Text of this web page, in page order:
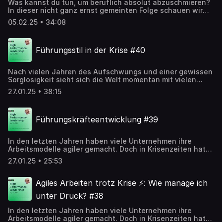
Kontext? Ein praxisnaher Einblick für alle, die sich auf eine
Übernahme vorbereiten oder sich einfach für High
Performance Leadership in Zeiten des Wandels
Was kannst du tun, um beruflich absolut abzuschmieren?
In dieser nicht ganz ernst gemeinten Folge schauen wir
uns an, wie du deinen eigenen beruflichen Aufstieg
möglichst zuverlässig sabotierst. Mit dabei unter
weiterentwickeln und ein netter Tonfall ist absolut fehl
am Platz! Freu dich auf die "10 Goldenen Regeln" zum
sicheren Abstieg!
05.02.25 • 34:08
Führungsstil in der Krise #40
Nach vielen Jahren des Aufschwungs und einer gewissen
Sorglosigkeit sieht sich die Welt momentan mit vielen
Krisen konfrontiert. Auch die Wirtschaft kann von dem
Wachstum und Erfolg vergangener Zeiten nur noch
Wie findet man Lösungsstrategien? Was müssen
Führungskräfte in ihrem Denken und Handeln ändern, um
das Unternehmen durch diese schwierigen Zeiten zu
Expertengespräch, in dem Stefan und Joel versuchen die
Lage zu analysieren und Ideen für die Zukunft zu
entwickeln.
27.01.25 • 38:15
Führungskräfteentwicklung #39
In den letzten Jahren haben viele Unternehmen ihre
Arbeitsmodelle agiler gemacht. Doch in Krisenzeiten hat
diese Agilisierung nun auch zunehmend Konfliktpotential
zwischen der horizontalen und der vertikalen
analysieren Stefan und Joel, wo Konflikte entstehen
können und wie du sie lösen kannst und erklären, wieso
klare Kommunikation der Schlüssel zu effizientem, agilen
27.01.25 • 25:53
Agiles Arbeiten trotz Krise ⚡️: Wie manage ich
unter Druck? #38
In den letzten Jahren haben viele Unternehmen ihre
Arbeitsmodelle agiler gemacht. Doch in Krisenzeiten hat